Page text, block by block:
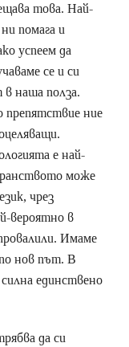
това. Най-
помага и
успеем да
се и си
наша полза.
препятствие ние
е най-
може
чрез
вероятно в
Имаме
нов път. В
единствено
да си